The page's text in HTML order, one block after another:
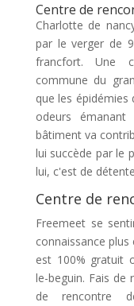
Centre de
Charlotte de
par le verger de
francfort. Une
commune du
que les
odeurs
bâtiment va
lui succède par le
lui, c'est de
Centre de
Freemeet se
connaissance
est 100% gratuit
le-beguin. Fais de
de rencontre